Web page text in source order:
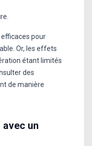
pour
Or, les effets
étant limités
des
de manière
un